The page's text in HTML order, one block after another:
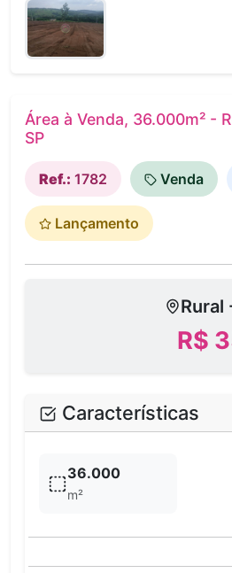
Área à Venda, 36.000m² -
SP
Ref.: 1782 Venda
Lançamento
Rural
R$
Características
36.000
m²